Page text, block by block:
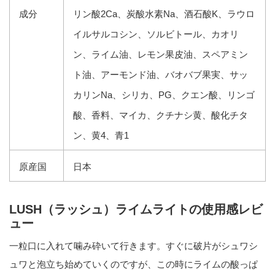
成分 リン酸2Ca、炭酸水素Na、酒石酸K、 ラウロ
イルサルコシン、
ソルビトール、
カオリ
ン、ライム油、
レモン果皮油、
スペアミン
ト油、アーモンド油、 バオバブ果実、 サッ
カリンNa、 シリカ、 PG、クエン酸、リンゴ
酸、香料、マイカ、クチナシ黄、酸化チタ
ン、黄4、青1
原産国 日本
LUSH（ラッシュ）ライムライトの使用感レビ
ュー
一粒口に入れて噛み砕いて行きます。すぐに破片がシュワシ
ュワと泡立ち始めていくのですが、この時にライムの酸っぱ